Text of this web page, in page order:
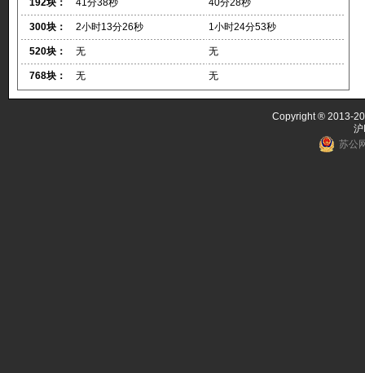
192块： 41分38秒 40分28秒
300块： 2小时13分26秒 1小时24分53秒
520块： 无 无
768块： 无 无
Copyright ® 2013-
苏公